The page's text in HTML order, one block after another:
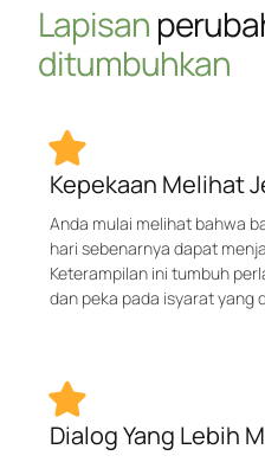
Lapisan
ditumbuhkan
Kepekaan Melihat
Anda mulai melihat bahwa
hari sebenarnya dapat
Keterampilan ini tumbuh
dan peka pada isyarat yang
Dialog Yang Lebih